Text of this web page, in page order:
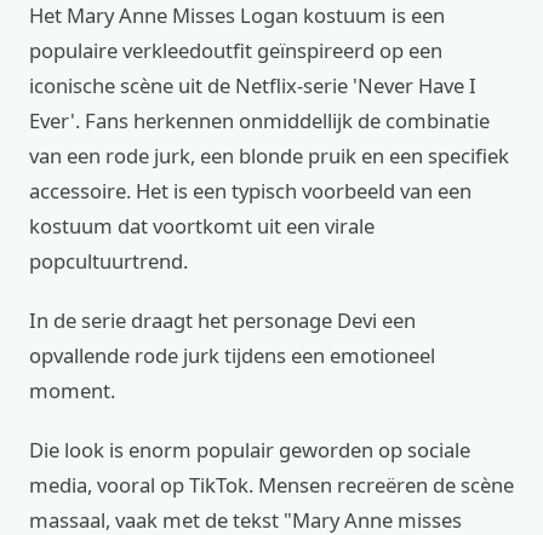
Het Mary Anne Misses Logan kostuum is een
populaire verkleedoutfit geïnspireerd op een
iconische scène uit de Netflix-serie 'Never Have I
Ever'. Fans herkennen onmiddellijk de combinatie
van een rode jurk, een blonde pruik en een specifiek
accessoire. Het is een typisch voorbeeld van een
kostuum dat voortkomt uit een virale
popcultuurtrend.
In de serie draagt het personage Devi een
opvallende rode jurk tijdens een emotioneel
moment.
Die look is enorm populair geworden op sociale
media, vooral op TikTok. Mensen recreëren de scène
massaal, vaak met de tekst "Mary Anne misses